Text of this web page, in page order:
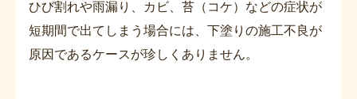
ひび割れや雨漏り、カビ、苔（コケ）などの症状が
短期間で出てしまう場合には、下塗りの施工不良が
原因であるケースが珍しくありません。